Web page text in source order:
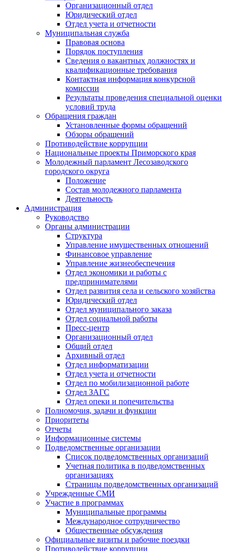
Организационный отдел
Юридический отдел
Отдел учета и отчетности
Муниципальная служба
Правовая основа
Порядок поступления
Сведения о вакантных должностях и
квалификационные требования
Контактная информация конкурсной
комиссии
Результаты проведения специальной оценки
условий труда
Обращения граждан
Установленные формы обращений
Обзоры обращений
Противодействие коррупции
Национальные проекты Приморского края
Молодежный парламент Лесозаводского
городского округа
Положение
Состав молодежного парламента
Деятельность
Администрация
Руководство
Органы администрации
Структура
Управление имущественных отношений
Финансовое управление
Управление жизнеобеспечения
Отдел экономики и работы с
предпринимателями
Отдел развития села и сельского хозяйства
Юридический отдел
Отдел муниципального заказа
Отдел социальной работы
Пресс-центр
Организационный отдел
Общий отдел
Архивный отдел
Отдел информатизации
Отдел учета и отчетности
Отдел по мобилизационной работе
Отдел ЗАГС
Отдел опеки и попечительства
Полномочия, задачи и функции
Приоритеты
Отчеты
Информационные системы
Подведомственные организации
Список подведомственных организаций
Учетная политика в подведомственных
организациях
Страницы подведомственных организаций
Учрежденные СМИ
Участие в программах
Муниципальные программы
Международное сотрудничество
Общественные обсуждения
Официальные визиты и рабочие поездки
Противодействие коррупции